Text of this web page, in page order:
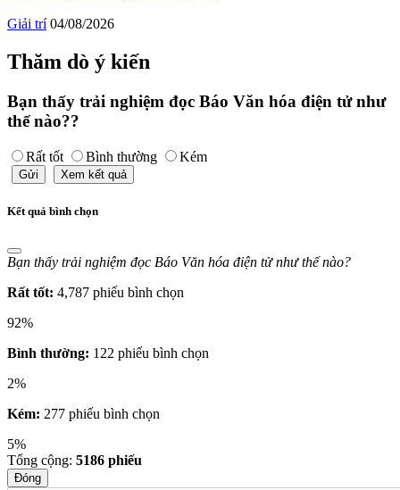
Giải trí 04/08/2026
Thăm dò ý kiến
Bạn thấy trải nghiệm đọc Báo Văn hóa điện tử như
thế nào??
Rất tốt Bình thường Kém
Gửi Xem kết quả
Kết quả bình chọn
Bạn thấy trải nghiệm đọc Báo Văn hóa điện tử như thế nào?
Rất tốt: 4,787 phiếu bình chọn
92%
Bình thường: 122 phiếu bình chọn
2%
Kém: 277 phiếu bình chọn
5%
Tổng cộng: 5186 phiếu
Đóng